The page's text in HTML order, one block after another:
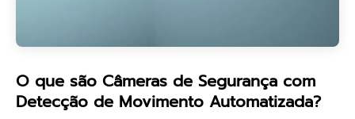
O que são Câmeras de Segurança com
Detecção de Movimento Automatizada?